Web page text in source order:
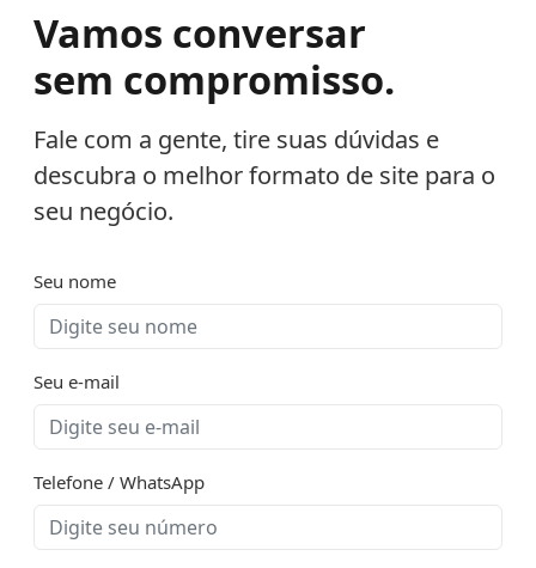
Vamos conversar
sem compromisso.
Fale com a gente, tire suas dúvidas e
descubra o melhor formato de site para o
seu negócio.
Seu nome
Seu e-mail
Telefone / WhatsApp